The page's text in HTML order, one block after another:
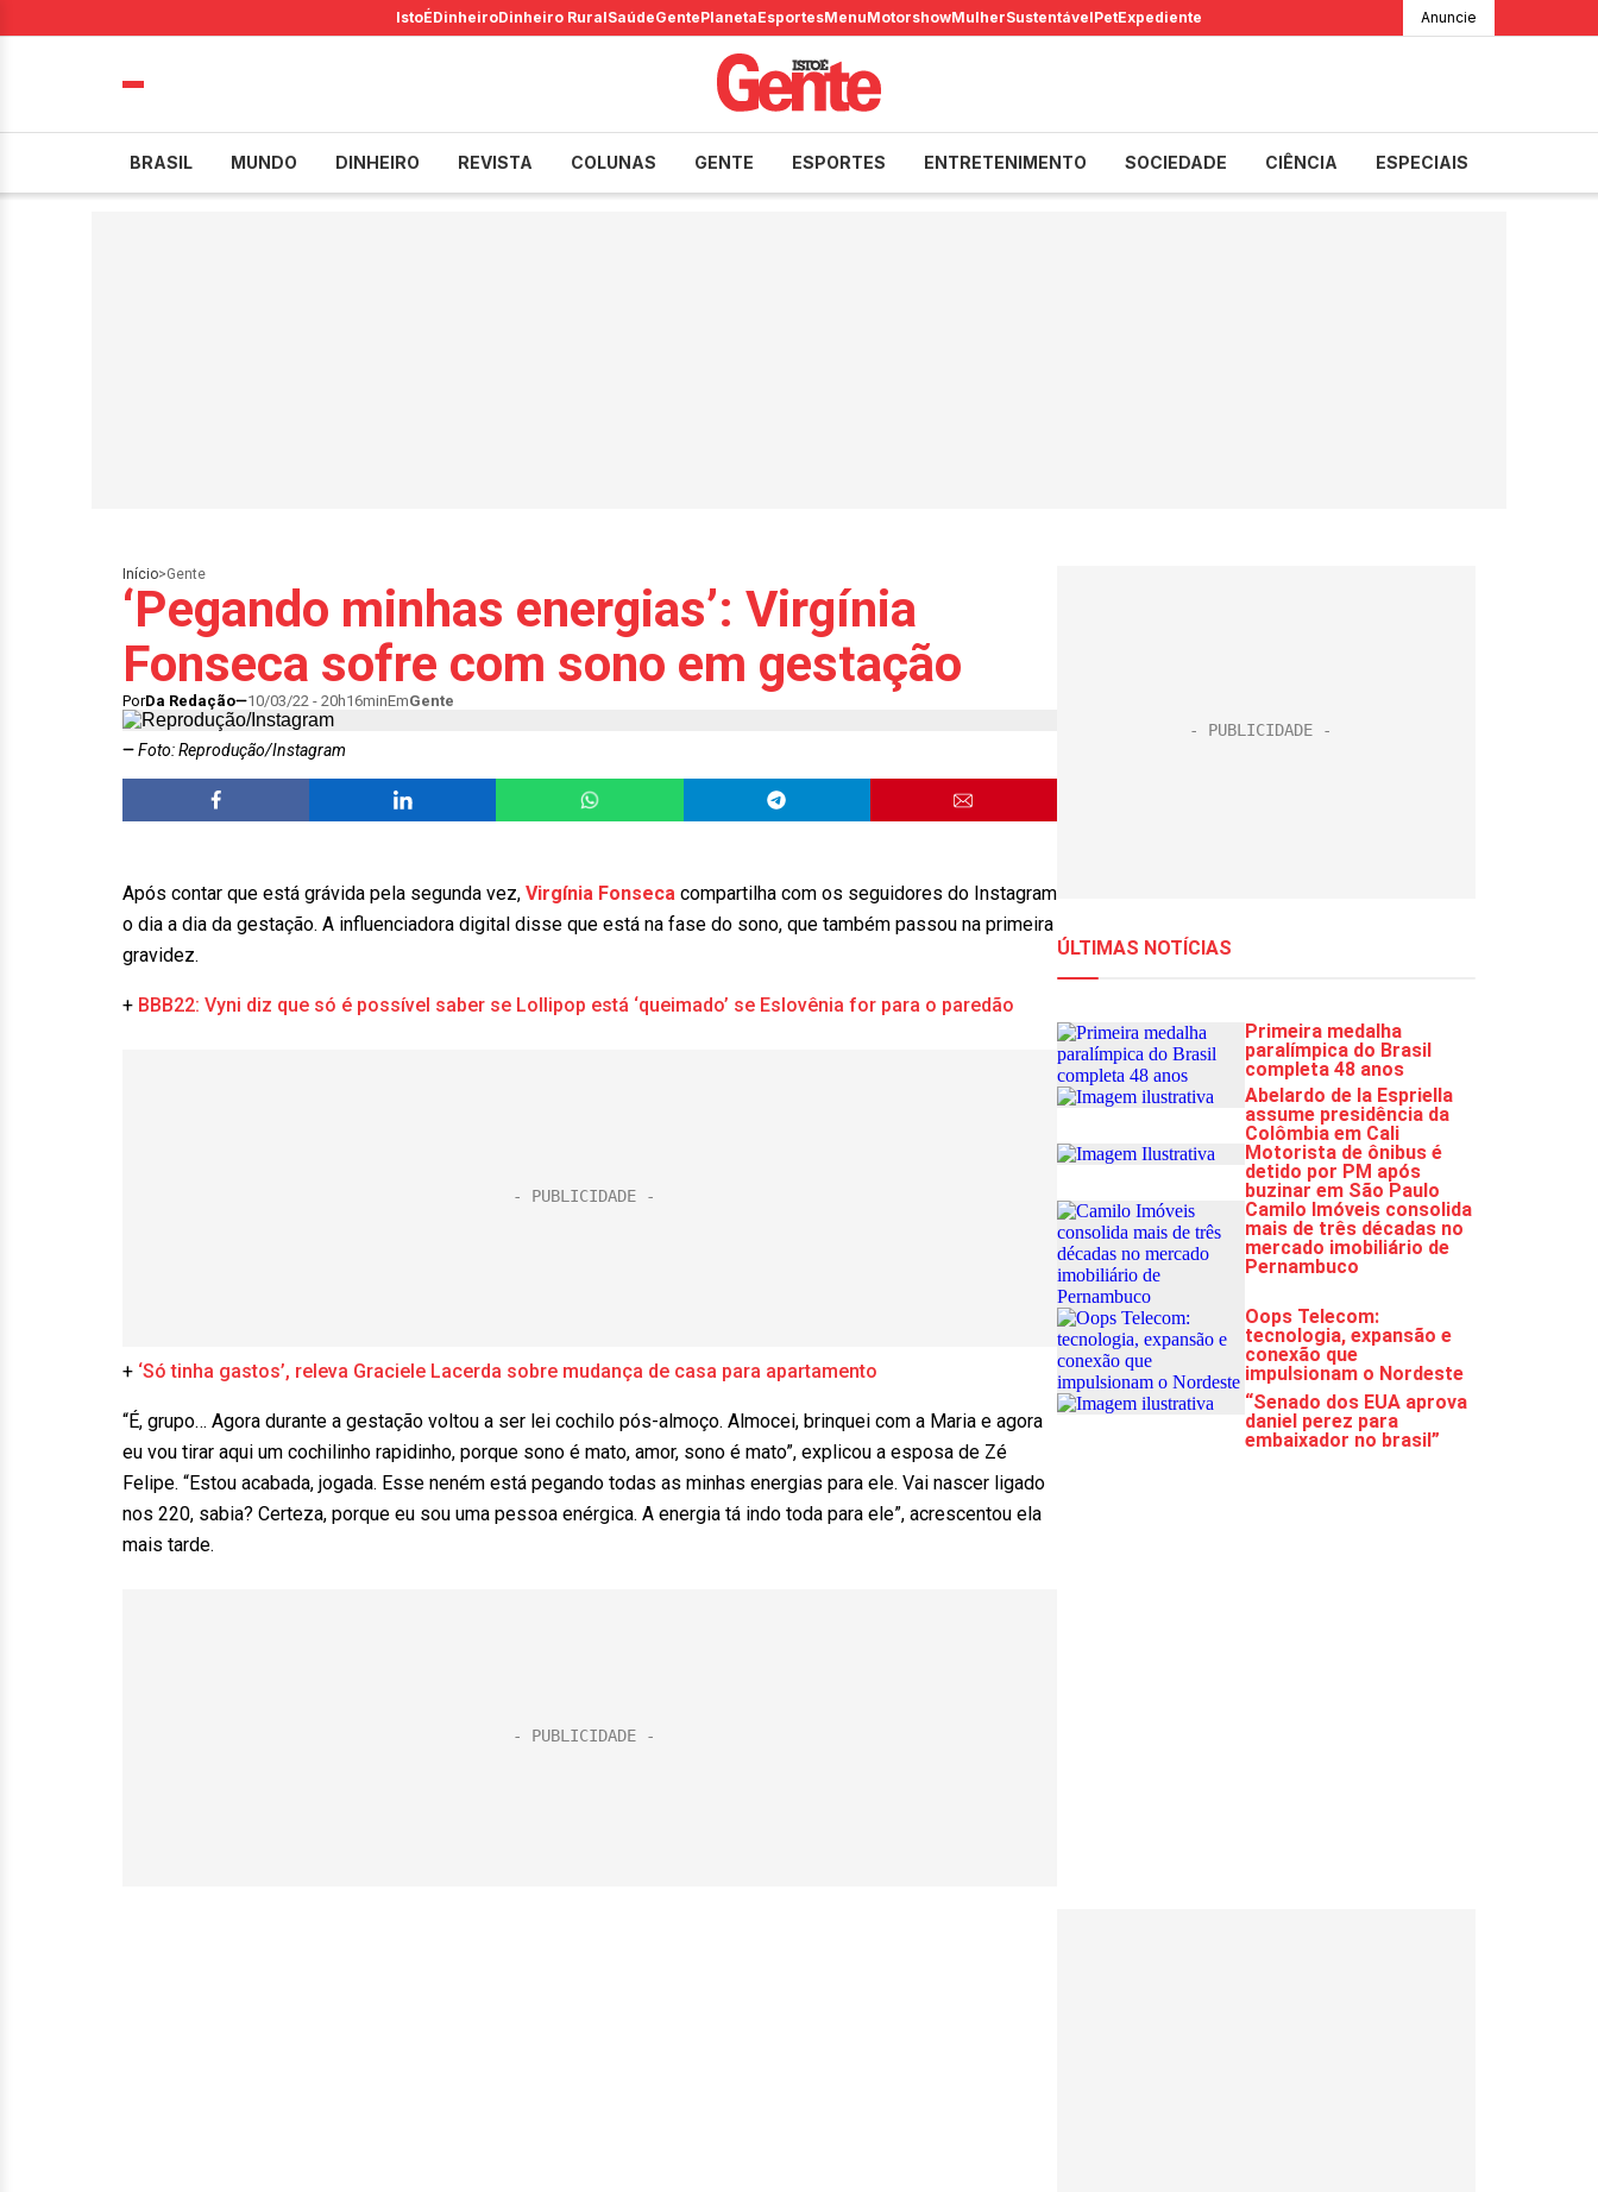
IstoÉDinheiroDinheiro RuralSaúdeGentePlanetaEsportesMenuMotorshowMulherSustentávelPetExpediente Anuncie
BRASIL MUNDO DINHEIRO REVISTA COLUNAS GENTE ESPORTES ENTRETENIMENTO SOCIEDADE CIÊNCIA ESPECIAIS
Início>Gente
‘Pegando minhas energias’: Virgínia
Fonseca sofre com sono em gestação
PorDa Redação 10/03/22 - 20h16minEmGente
Foto: Reprodução/Instagram
Após contar que está grávida pela segunda vez, Virgínia Fonseca compartilha com os seguidores do Instagram
o dia a dia da gestação. A influenciadora digital disse que está na fase do sono, que também passou na primeira
gravidez.
+ BBB22: Vyni diz que só é possível saber se Lollipop está ‘queimado’ se Eslovênia for para o paredão
+ ‘Só tinha gastos’, releva Graciele Lacerda sobre mudança de casa para apartamento
“É, grupo… Agora durante a gestação voltou a ser lei cochilo pós-almoço. Almocei, brinquei com a Maria e agora
eu vou tirar aqui um cochilinho rapidinho, porque sono é mato, amor, sono é mato”, explicou a esposa de Zé
Felipe. “Estou acabada, jogada. Esse neném está pegando todas as minhas energias para ele. Vai nascer ligado
nos 220, sabia? Certeza, porque eu sou uma pessoa enérgica. A energia tá indo toda para ele”, acrescentou ela
mais tarde.